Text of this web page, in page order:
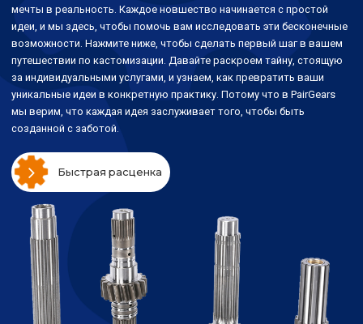
мечты в реальность. Каждое новшество начинается с простой
идеи, и мы здесь, чтобы помочь вам исследовать эти бесконечные
возможности. Нажмите ниже, чтобы сделать первый шаг в вашем
путешествии по кастомизации. Давайте раскроем тайну, стоящую
за индивидуальными услугами, и узнаем, как превратить ваши
уникальные идеи в конкретную практику. Потому что в PairGears
мы верим, что каждая идея заслуживает того, чтобы быть
созданной с заботой.
Быстрая расценка